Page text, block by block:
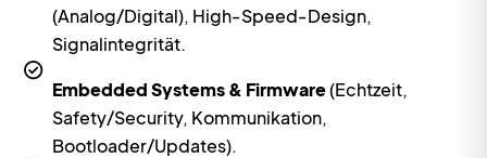
(Analog/Digital), High‑Speed‑Design,
Signalintegrität.
Embedded Systems & Firmware(Echtzeit,
Safety/Security, Kommunikation,
Bootloader/Updates).